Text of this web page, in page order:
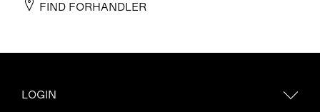
FIND FORHANDLER
LOGIN